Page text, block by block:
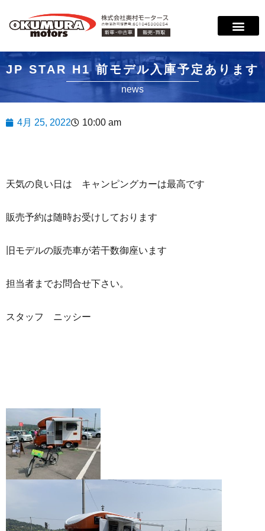
JP STAR H1 前モデル入庫予定あります
news
4月 25, 2022 10:00 am
天気の良い日は キャンピングカーは最高です
販売予約は随時お受けしております
旧モデルの販売車が若干数御座います
担当者までお問合せ下さい。
スタッフ ニッシー